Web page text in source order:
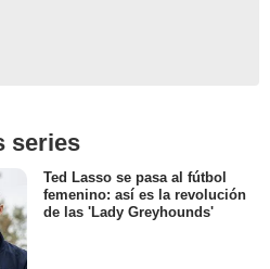
series
Ted Lasso se pasa al fútbol
femenino: así es la revolución
de las 'Lady Greyhounds'